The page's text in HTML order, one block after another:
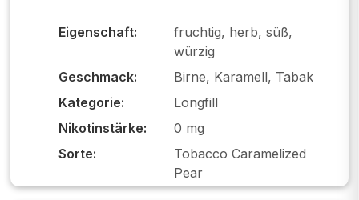
Eigenschaft:
fruchtig, herb, süß,
würzig
Geschmack:
Birne, Karamell, Tabak
Kategorie:
Longfill
Nikotinstärke:
0 mg
Sorte:
Tobacco Caramelized
Pear